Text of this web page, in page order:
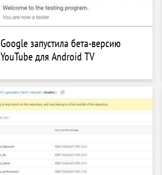
Google запустила бета-версию
YouTube для Android TV